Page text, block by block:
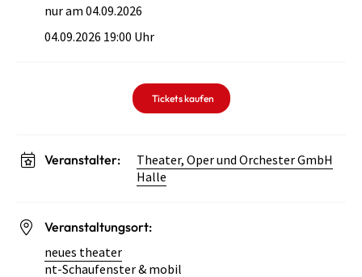
nur am 04.09.2026
04.09.2026 19:00 Uhr
Tickets kaufen
Veranstalter:
Theater, Oper und Orchester GmbH
Halle
Veranstaltungsort:
neues theater
nt-Schaufenster & mobil